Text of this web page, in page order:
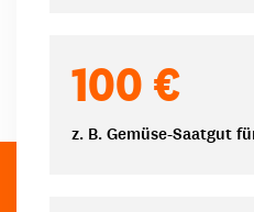
100 €
z. B. Gemüse-Saatgut